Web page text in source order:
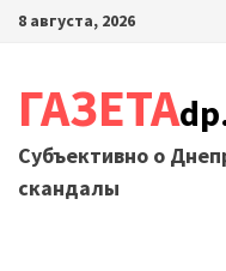
Перейти
8 августа, 2026
ГАЗЕТА
Субъективно о
скандалы